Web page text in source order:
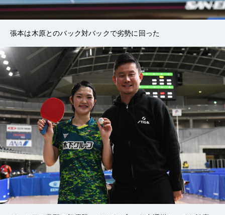
張本は木原とのバック対バックで劣勢に回った